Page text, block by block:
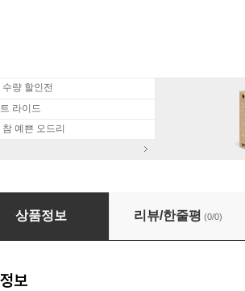
수량 할인전
라이드
예쁜 오드리
Poltéra 프로코피에프: 협주 교향곡
상품정보 리뷰/한줄평 (0/0)
보